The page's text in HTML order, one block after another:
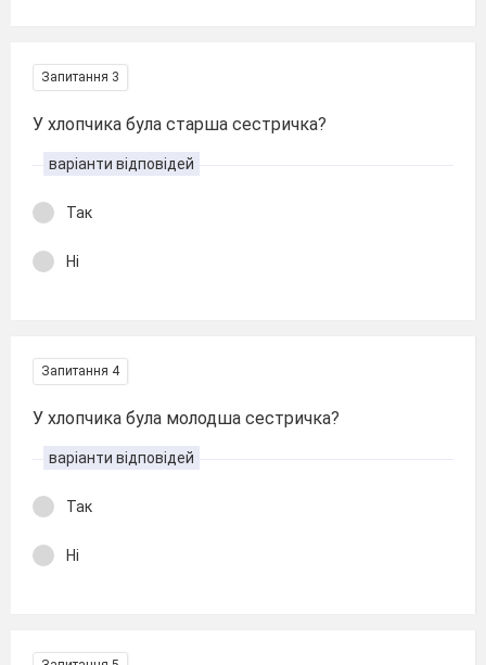
Запитання 3
У хлопчика була старша сестричка?
варіанти відповідей
Так
Ні
Запитання 4
У хлопчика була молодша сестричка?
варіанти відповідей
Так
Ні